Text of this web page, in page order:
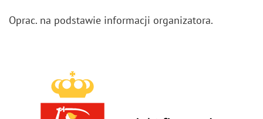
Oprac. na podstawie informacji organizatora.